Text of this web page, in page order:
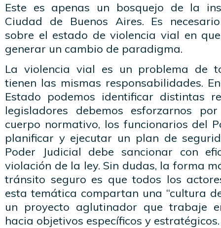
Este es apenas un bosquejo de la
Ciudad de Buenos Aires. Es
sobre el estado de violencia vial en
generar un cambio de paradigma.
La violencia vial es un problema de
tienen las mismas responsabilidades.
Estado podemos identificar distintas
legisladores debemos esforzarnos
cuerpo normativo, los funcionarios del
planificar y ejecutar un plan de
Poder Judicial debe sancionar con
violación de la ley. Sin dudas, la forma
tránsito seguro es que todos los
esta temática compartan una “cultura
un proyecto aglutinador que trabaje
hacia objetivos específicos y estratégicos.